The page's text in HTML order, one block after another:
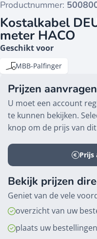
Productnummer:
Kostalkabel
meter HACO
Geschikt voor
MBB-Palfinger
Prijzen aanvragen
U moet een account
te kunnen bekijken.
knop om de prijs van
Prijs
Bekijk prijzen
Geniet van de vele
overzicht van uw
plaats uw